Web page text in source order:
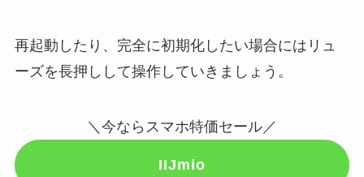
再起動したり、完全に初期化したい場合にはリュ
ーズを長押しして操作していきましょう。
＼今ならスマホ特価セール／
IIJmio